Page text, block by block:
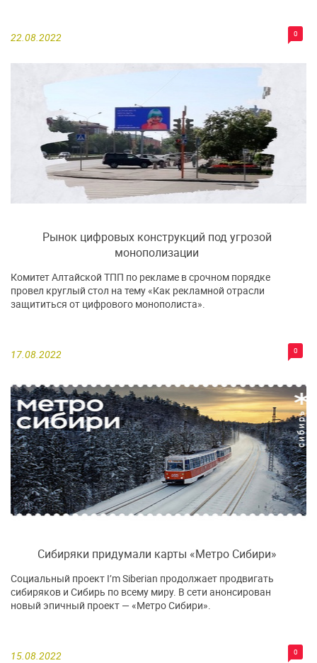
22.08.2022 0
Рынок цифровых конструкций под угрозой
монополизации
17.08.2022 0
Комитет Алтайской ТПП по рекламе в срочном порядке
провел круглый стол на тему «Как рекламной отрасли
защититься от цифрового монополиста».
Сибиряки придумали карты «Метро Сибири»
15.08.2022 0
Социальный проект I’m Siberian продолжает продвигать
сибиряков и Сибирь по всему миру. В сети анонсирован
новый эпичный проект — «Метро Сибири».